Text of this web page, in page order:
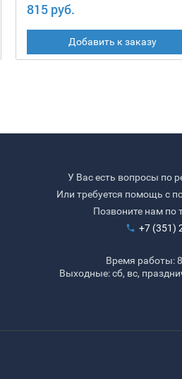
815 руб.
Добавить к заказу
У Вас есть вопросы по
Или требуется помощь с
Позвоните нам по
+7 (351)
Время работы:
Выходные: сб, вс,